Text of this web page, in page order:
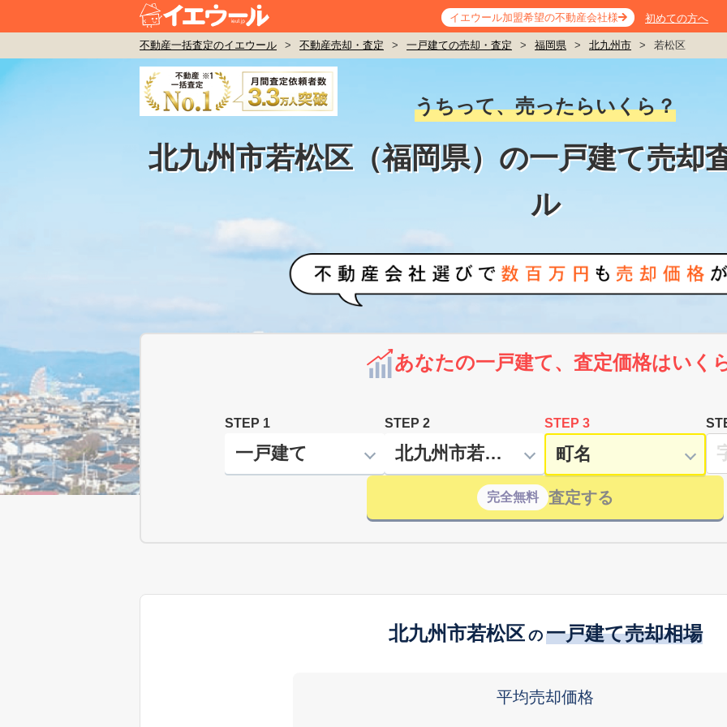
イエウール加盟希望の不動産会社様 初めての方へ
不動産一括査定のイエウール > 不動産売却・査定 > 一戸建ての売却・査定 > 福岡県 > 北九州市 > 若松区
うちって、売ったらいくら？
北九州市若松区（福岡県）の一戸建て売却
ル
あなたの一戸建て、査定価格はいく
STEP 1 STEP 2 STEP 3
完全無料 査定する
北九州市若松区 の 一戸建て売却相場
平均売却価格